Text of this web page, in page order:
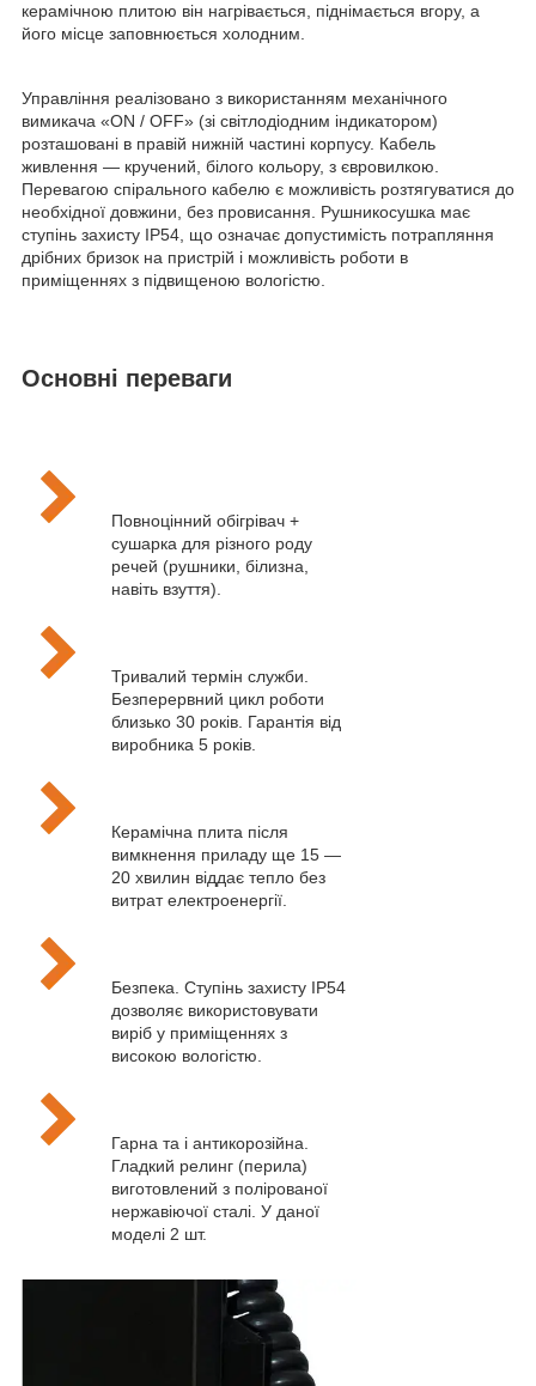
керамічною плитою він нагрівається, піднімається вгору, а
його місце заповнюється холодним.
Управління реалізовано з використанням механічного
вимикача «ON / OFF» (зі світлодіодним індикатором)
розташовані в правій нижній частині корпусу. Кабель
живлення — кручений, білого кольору, з євровилкою.
Перевагою спірального кабелю є можливість розтягуватися до
необхідної довжини, без провисання. Рушникосушка має
ступінь захисту IP54, що означає допустимість потрапляння
дрібних бризок на пристрій і можливість роботи в
приміщеннях з підвищеною вологістю.
Основні переваги
Повноцінний обігрівач +
сушарка для різного роду
речей (рушники, білизна,
навіть взуття).
Тривалий термін служби.
Безперервний цикл роботи
близько 30 років. Гарантія від
виробника 5 років.
Керамічна плита після
вимкнення приладу ще 15 —
20 хвилин віддає тепло без
витрат електроенергії.
Безпека. Ступінь захисту IP54
дозволяє використовувати
виріб у приміщеннях з
високою вологістю.
Гарна та і антикорозійна.
Гладкий релинг (перила)
виготовлений з полірованої
нержавіючої сталі. У даної
моделі 2 шт.